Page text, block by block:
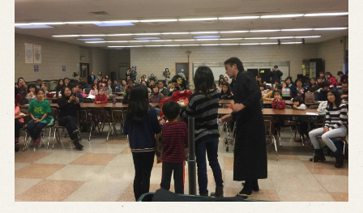
歴史
淡路島と国生み神話
淡路人形浄瑠璃の歴史
淡路人形独自の演目
淡路人形の広がり
南あわじ市の伝統芸能
ご利用案内